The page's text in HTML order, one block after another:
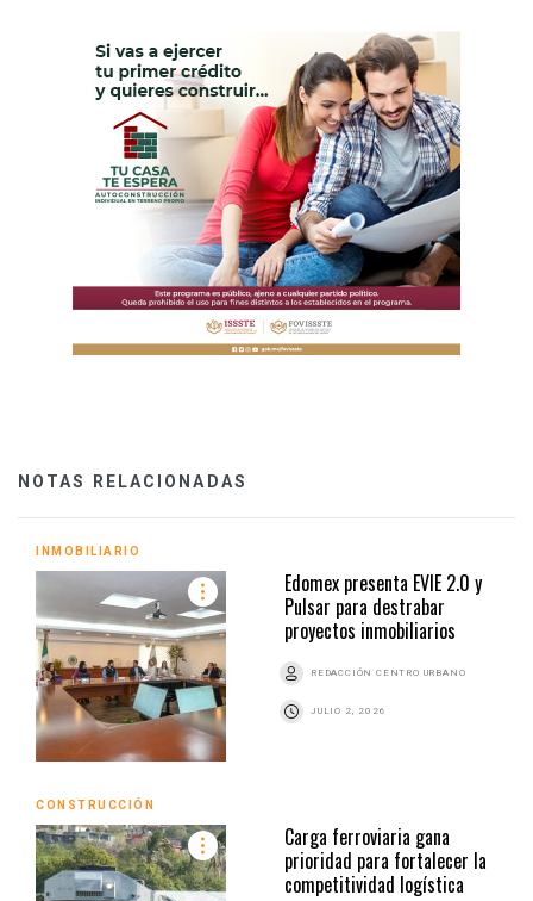
NOTAS RELACIONADAS
INMOBILIARIO
Edomex presenta EVIE 2.0 y
Pulsar para destrabar
proyectos inmobiliarios
REDACCIÓN CENTRO URBANO
JULIO 2, 2026
CONSTRUCCIÓN
Carga ferroviaria gana
prioridad para fortalecer la
competitividad logística